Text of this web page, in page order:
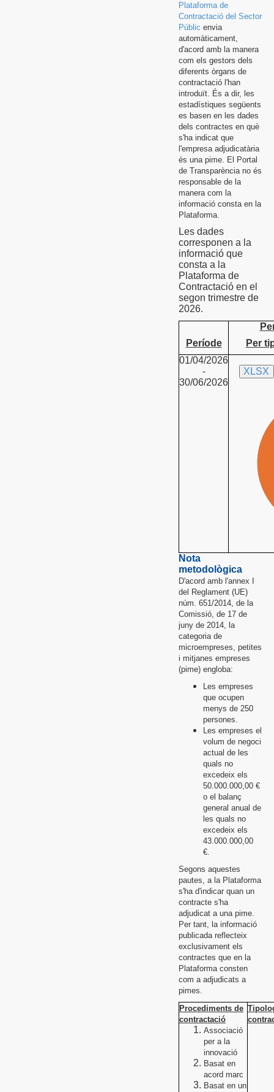
Plataforma de
Contractació del Sector
Públic envia
automàticament,
d'acord amb la manera
com els gestors dels
diferents òrgans de
contractació l'han
introduït. És a dir, les
estadístiques següents
es basen en les dades
dels contractes en què
s'ha indicat que
l'empresa adjudicatària
és una pime. El Portal
de Transparència no és
responsable de la
manera com la
informació consta en la
Plataforma.
Les dades
corresponen a la
informació que
consta a la
Plataforma de
Contractació en el
segon trimestre de
2026.
Període
Per
01/04/2026
-
30/06/2026
XLSX
Nota
metodològica
D'acord amb l'annex I
del Reglament (UE)
núm. 651/2014, de la
Comissió, de 17 de
juny de 2014, la
categoria de
microempreses, petites
i mitjanes empreses
(pime) engloba:
Les empreses
que ocupen
menys de 250
persones.
Les empreses el
volum de negoci
actual de les
quals no
excedeix els
50.000.000,00 €
o el balanç
general anual de
les quals no
excedeix els
43.000.000,00
€.
Segons aquestes
pautes, a la Plataforma
s'ha d'indicar quan un
contracte s'ha
adjudicat a una pime.
Per tant, la informació
publicada reflecteix
exclusivament els
contractes que en la
Plataforma consten
com a adjudicats a
pimes.
Procediments de
contractació
Associació
per a la
innovació
Basat en
acord marc
Basat en un